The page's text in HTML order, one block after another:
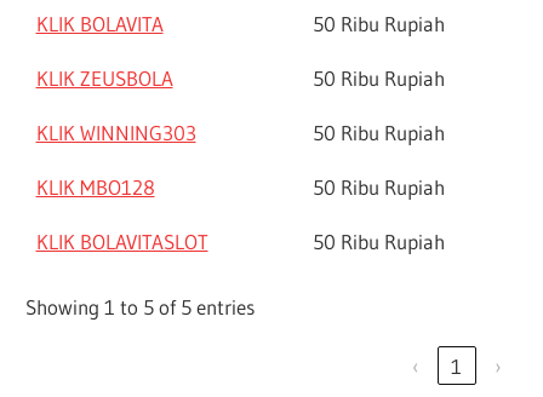
KLIK BOLAVITA 50 Ribu Rupiah
KLIK ZEUSBOLA 50 Ribu Rupiah
KLIK WINNING303 50 Ribu Rupiah
KLIK MBO128 50 Ribu Rupiah
KLIK BOLAVITASLOT 50 Ribu Rupiah
Showing 1 to 5 of 5 entries
‹ 1 ›